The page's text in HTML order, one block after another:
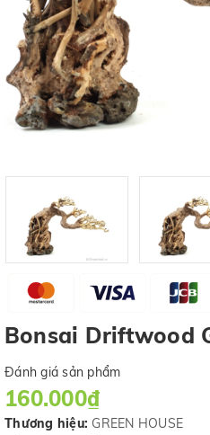
Bonsai Driftwood
Đánh giá sản phẩm
160.000₫
Thương hiệu: GREEN HOUSE